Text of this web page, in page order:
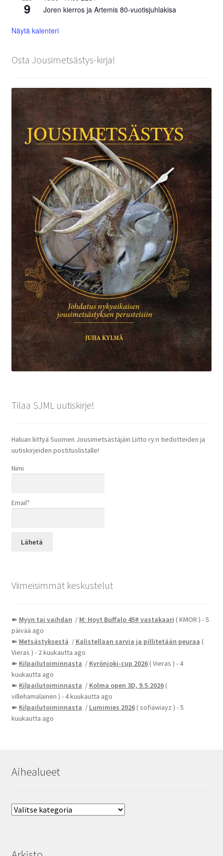
9 Joren kierros ja Artemis 80-vuotisjuhlakisa
Näytä kalenteri
Osta Jousimetsästys-kirja!
Tilaa SJML uutiskirje!
Haluan liittyä Suomen Jousimetsästäjäin Liitto ry:n tiedotteiden ja
uutiskirjeiden postituslistalle!
Nimi
Email*
Viimeisimmät keskustelut
➽ Myyn tai vaihdan / M: Hoyt Buffalo 45# vastakaari ( KMOR ) - 5
päivää ago
➽ Metsästyksestä / Kalistellaan sarvia ja pillitetään peuraa (
Vieras ) - 2 kuukautta ago
➽ Kilpailutoiminnasta / Kyrönjoki-cup 2026( Vieras ) - 4
kuukautta ago
➽ Kilpailutoiminnasta / Kolma open 3D, 9.5.2026(
villehamalainen ) - 4 kuukautta ago
➽ Kilpailutoiminnasta / Lumimies 2026( sofiawiayz ) - 5
kuukautta ago
Aihealueet
Aihealueet